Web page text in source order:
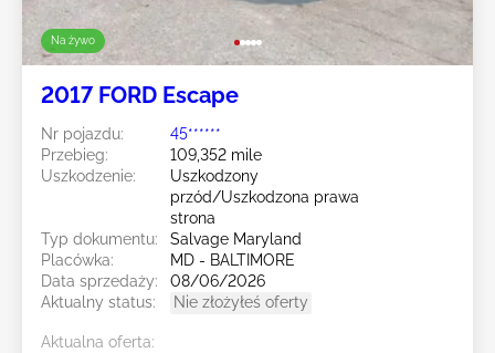
Na żywo
2017 FORD Escape
Nr pojazdu:
45******
Przebieg:
109,352 mile
Uszkodzenie:
Uszkodzony
przód/Uszkodzona prawa
strona
Typ dokumentu:
Salvage Maryland
Placówka:
MD - BALTIMORE
Data sprzedaży:
08/06/2026
Aktualny status:
Nie złożyłeś oferty
Aktualna oferta: